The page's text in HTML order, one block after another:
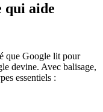
qui aide
que Google lit pour
devine. Avec balisage,
essentiels :